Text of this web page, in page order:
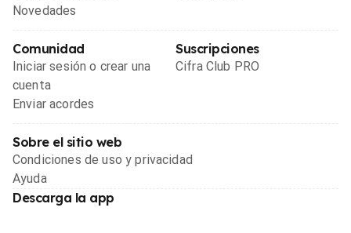
Novedades
Comunidad
Iniciar sesión o crear una
cuenta
Enviar acordes
Suscripciones
Cifra Club PRO
Sobre el sitio web
Condiciones de uso y privacidad
Ayuda
Descarga la app